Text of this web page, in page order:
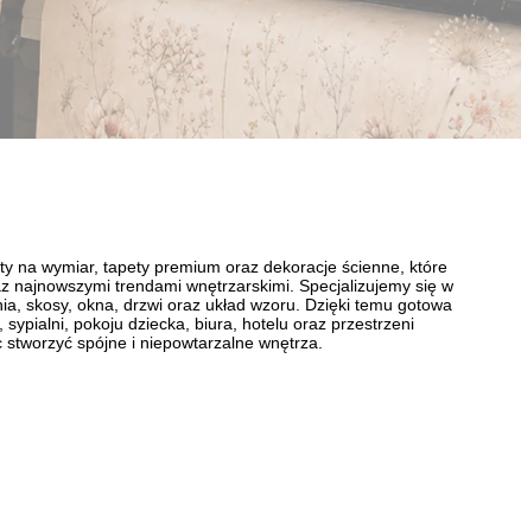
na wymiar, tapety premium oraz dekoracje ścienne, które
najnowszymi trendami wnętrzarskimi. Specjalizujemy się w
skosy, okna, drzwi oraz układ wzoru. Dzięki temu gotowa
pokoju dziecka, biura, hotelu oraz przestrzeni
spójne i niepowtarzalne wnętrza.